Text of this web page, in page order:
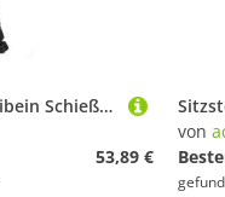
Zielstock Jagd Dreibein Schießstativ Höhenverstellbar 21.6"-59", Schießstock Jagdstativ mit V-Joch und drehbarer, Aluminium-Schießständer für Outdoor-Aktivitäten-Black
53,89 €
von